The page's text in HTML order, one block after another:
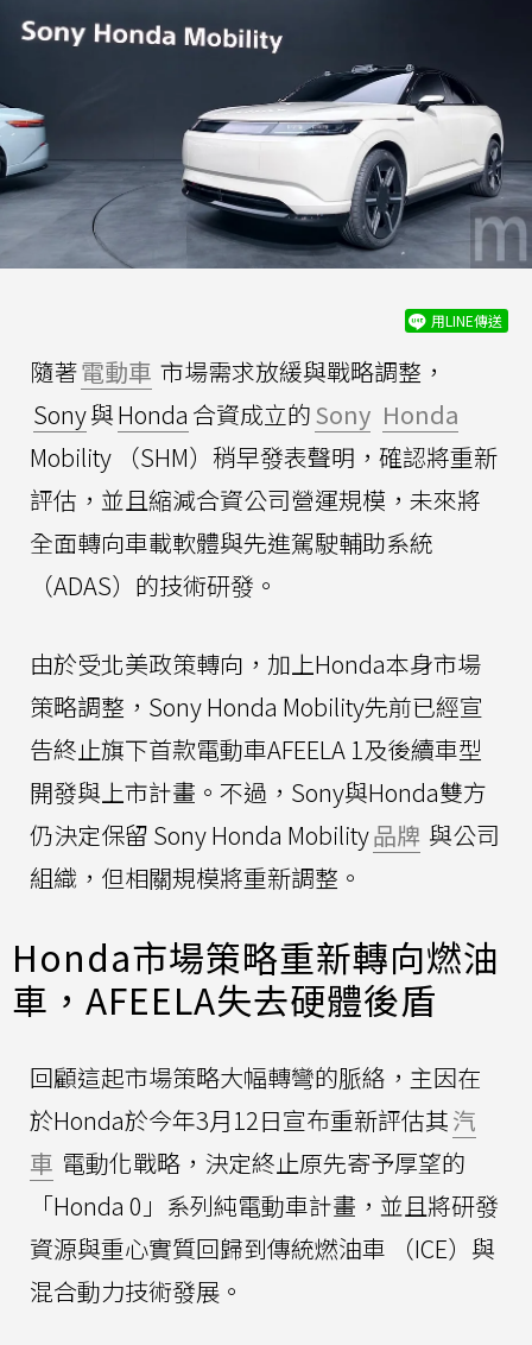
用LINE傳送
隨著電動車 市場需求放緩與戰略調整，
Sony與Honda 合資成立的Sony Honda
Mobility （SHM）稍早發表聲明，確認將重新
評估，並且縮減合資公司營運規模，未來將
全面轉向車載軟體與先進駕駛輔助系統
（ADAS）的技術研發。
由於受北美政策轉向，加上Honda本身市場
策略調整，Sony Honda Mobility先前已經宣
告終止旗下首款電動車AFEELA 1及後續車型
開發與上市計畫。不過，Sony與Honda雙方
仍決定保留 Sony Honda Mobility品牌 與公司
組織，但相關規模將重新調整。
Honda市場策略重新轉向燃油
車，AFEELA失去硬體後盾
回顧這起市場策略大幅轉彎的脈絡，主因在
於Honda於今年3月12日宣布重新評估其汽
車 電動化戰略，決定終止原先寄予厚望的
「Honda 0」系列純電動車計畫，並且將研發
資源與重心實質回歸到傳統燃油車 （ICE）與
混合動力技術發展。